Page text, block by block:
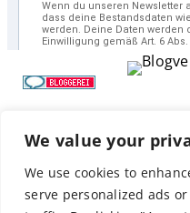
We value your
We use cookies to
serve personalized ads